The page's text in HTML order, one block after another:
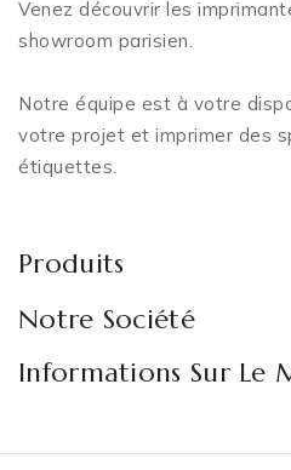
Venez découvrir les
showroom parisien.
Notre équipe est à votre
votre projet et imprimer des
étiquettes.
Produits
Notre Société
Informations Sur Le